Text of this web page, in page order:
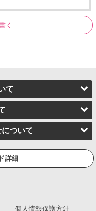
く
て
ついて
詳細
個人情報保護方針